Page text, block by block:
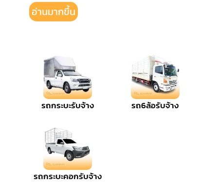
อ่านมากขึ้น
รถกระบะรับจ้าง รถ6ล้อรับจ้าง
รถกระบะคอกรับจ้าง